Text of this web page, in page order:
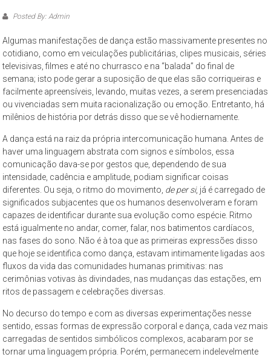
Paulo
complexo
cultural
museológico,
de
natureza
socioantropológica,
e
histórica
–
propõe
constituir-
se
como
um
espaço
de
reflexão,
tem
como
objeto
Posted By: Admin
Algumas manifestações de dança estão massivamente presentes no
cotidiano, como em veiculações publicitárias, clipes musicais, séries
televisivas, filmes e até no churrasco e na “balada” do final de
semana; isto pode gerar a suposição de que elas são corriqueiras e
facilmente apreensíveis, levando, muitas vezes, a serem presenciadas
ou vivenciadas sem muita racionalização ou emoção. Entretanto, há
milênios de história por detrás disso que se vê hodiernamente.
A dança está na raiz da própria intercomunicação humana. Antes de
haver uma linguagem abstrata com signos e símbolos, essa
comunicação dava-se por gestos que, dependendo de sua
intensidade, cadência e amplitude, podiam significar coisas
diferentes. Ou seja, o ritmo do movimento, de per si, já é carregado de
significados subjacentes que os humanos desenvolveram e foram
capazes de identificar durante sua evolução como espécie. Ritmo
está igualmente no andar, comer, falar, nos batimentos cardíacos,
nas fases do sono. Não é à toa que as primeiras expressões disso
que hoje se identifica como dança, estavam intimamente ligadas aos
fluxos da vida das comunidades humanas primitivas: nas
cerimônias votivas às divindades, nas mudanças das estações, em
ritos de passagem e celebrações diversas.
No decurso do tempo e com as diversas experimentações nesse
sentido, essas formas de expressão corporal e dança, cada vez mais
carregadas de sentidos simbólicos complexos, acabaram por se
tornar uma linguagem própria. Porém, permanecem indelevelmente